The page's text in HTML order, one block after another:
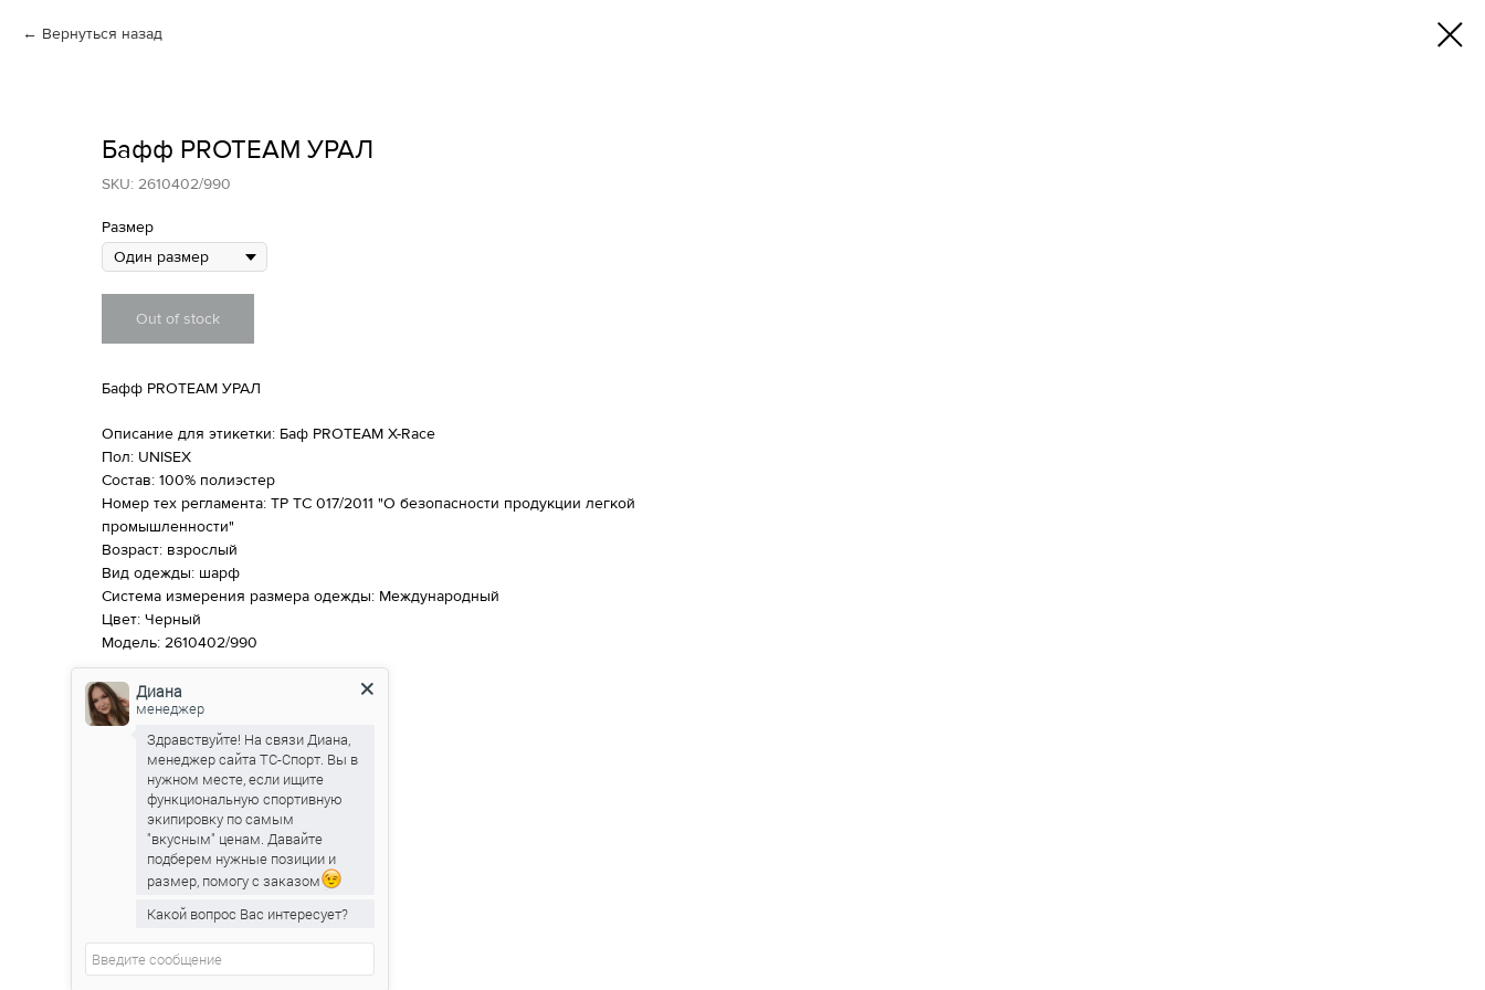
Вернуться назад
Бафф PROTEAM УРАЛ
SKU: 2610402/990
Размер
Out of stock
Бафф PROTEAM УРАЛ
Описание для этикетки: Баф PROTEAM X-Race
Пол: UNISEX
Состав: 100% полиэстер
Номер тех регламента: ТР ТС 017/2011 "О безопасности продукции легкой
промышленности"
Возраст: взрослый
Вид одежды: шарф
Система измерения размера одежды: Международный
Цвет: Черный
Модель: 2610402/990
Диана
менеджер
Здравствуйте! На связи Диана,
менеджер сайта ТС-Спорт. Вы в
нужном месте, если ищите
функциональную спортивную
экипировку по самым
"вкусным" ценам. Давайте
подберем нужные позиции и
размер, помогу с заказом
Какой вопрос Вас интересует?